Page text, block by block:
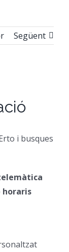
Comerç
Sistemes
Assistència a la
Gestió de vendes i
auxiliars
serveis
d’idiomes
l’empresa
Següent
i busques
horaris